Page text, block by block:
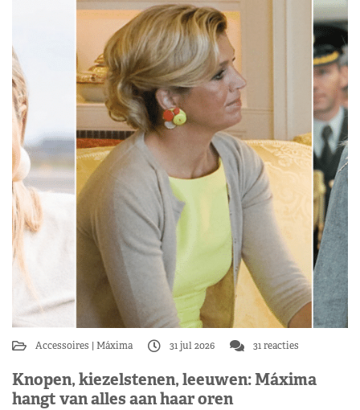
Accessoires Máxima 31 jul 2026 31 reacties
Knopen, kiezelstenen, leeuwen: Máxima
hangt van alles aan haar oren